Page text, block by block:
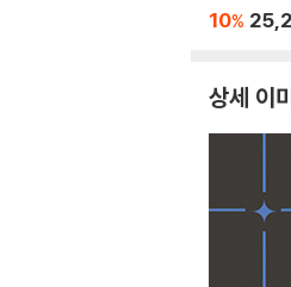
코워크×AI
10%
상세 이